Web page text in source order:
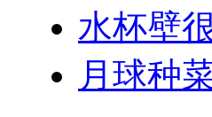
水杯壁
月球种